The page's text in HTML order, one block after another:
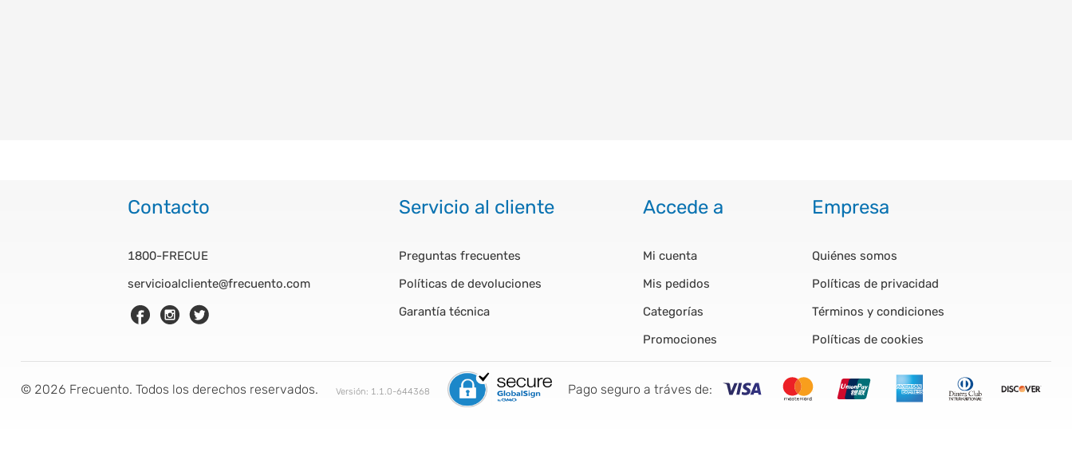
Contacto
1800-FRECUE
servicioalcliente@frecuento.com
Servicio al cliente
Preguntas frecuentes
Políticas de devoluciones
Garantía técnica
Accede a
Mi cuenta
Mis pedidos
Categorías
Promociones
Empresa
Quiénes somos
Políticas de privacidad
Términos y condiciones
Políticas de cookies
© 2026 Frecuento. Todos los derechos reservados. Versión: 1.1.0-644368 Pago seguro a tráves de: